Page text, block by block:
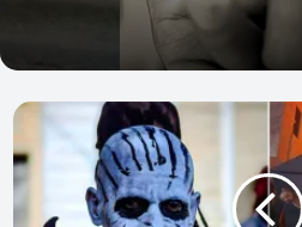
Mandingas
iniciam
domingo
"ronda"